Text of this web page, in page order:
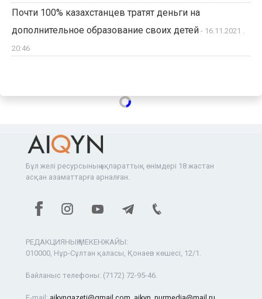
Почти 100% казахстанцев тратят деньги на
дополнительное образование своих детей - 16.11.2021 .
20:46
Бұл желі ресурсының ақпараттық өнімдері 18 жастан
асқан азаматтарға арналған.
РЕДАКЦИЯНЫҢ МЕКЕНЖАЙЫ:
010000, Нұр-Сұлтан қаласы, Қонаев көшесі, 12/1.
Байланыс телефоны: (7172) 72-95-46.